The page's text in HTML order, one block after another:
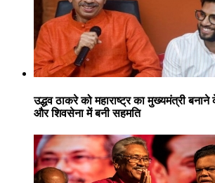
उद्धव ठाकरे को महाराष्ट्र का मुख्यमंत्री
और शिवसेना में बनी सहमति